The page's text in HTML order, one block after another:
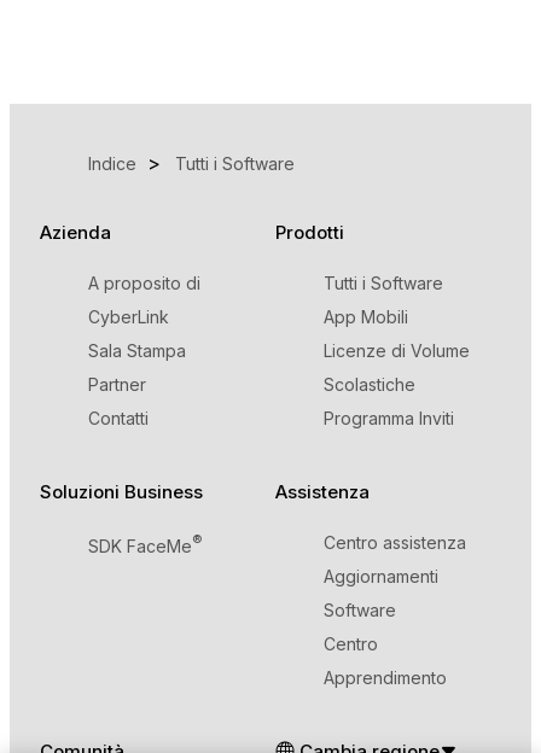
Indice Tutti i Software
Azienda
A proposito di
CyberLink
Sala Stampa
Partner
Contatti
Prodotti
Tutti i Software
App Mobili
Licenze di Volume
Scolastiche
Programma Inviti
Soluzioni Business
SDK FaceMe®
Assistenza
Centro assistenza
Aggiornamenti
Software
Centro
Apprendimento